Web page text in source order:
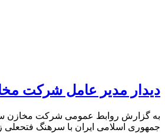
دیدار مدیر عامل شرکت
به گزارش روابط عمومی شرکت مخازن
جمهوری اسلامی ایران با سرهنگ فتحعلی